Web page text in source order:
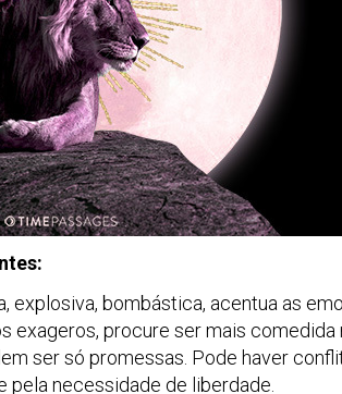
explosiva, bombástica, acentua as
exageros, procure ser mais comedida
ser só promessas. Pode haver
necessidade de liberdade.